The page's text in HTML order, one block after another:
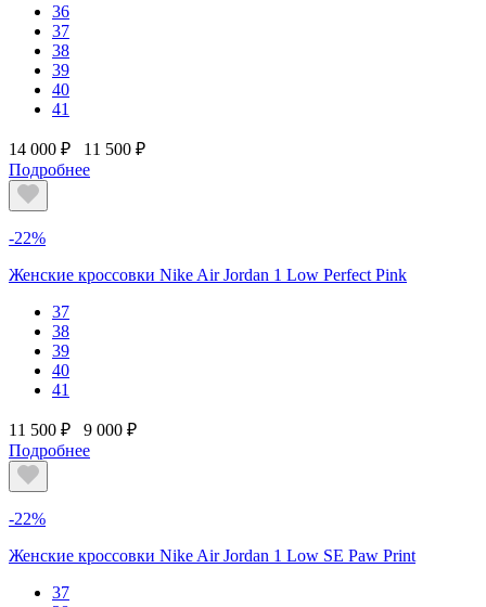
36
37
38
39
40
41
14 000 ₽
11 500 ₽
Подробнее
-22%
Женские кроссовки Nike Air Jordan 1 Low Perfect Pink
37
38
39
40
41
11 500 ₽
9 000 ₽
Подробнее
-22%
Женские кроссовки Nike Air Jordan 1 Low SE Paw Print
37